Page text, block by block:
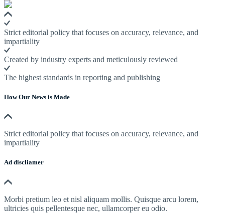
Strict editorial policy that focuses on accuracy, relevance, and
impartiality
Created by industry experts and meticulously reviewed
The highest standards in reporting and publishing
How Our News is Made
Strict editorial policy that focuses on accuracy, relevance, and
impartiality
Ad discliamer
Morbi pretium leo et nisl aliquam mollis. Quisque arcu lorem,
ultricies quis pellentesque nec, ullamcorper eu odio.